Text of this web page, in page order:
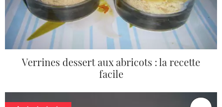
Verrines dessert aux abricots : la recette
facile